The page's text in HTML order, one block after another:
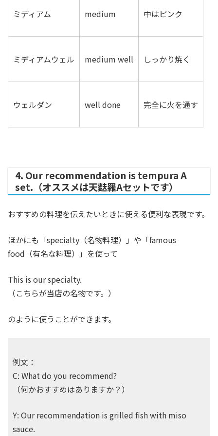
ミディアム medium 中はピンク
ミディアムウェル medium well しっかり焼く
ウェルダン well done 完全に火を通す
4. Our recommendation is tempura A
set.（オススメは天麩羅Aセットです）
おすすめの料理を伝えたいときに使える便利な表現です。
ほかにも「specialty（名物料理）」や「famous
food（有名な料理）」を使って
This is our specialty.
（こちらが当店の名物です。）
のように使うことができます。
例文：
C: What do you recommend?
（何かおすすめはありますか？）
Y: Our recommendation is grilled fish with miso
sauce.